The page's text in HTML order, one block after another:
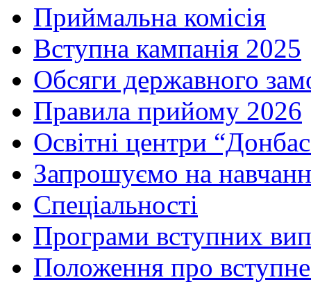
Приймальна комісія
Вступна кампанія 2025
Обсяги державного
Правила прийому 2026
Освітні центри
Запрошуємо на
Спеціальності
Програми вступних
Положення про